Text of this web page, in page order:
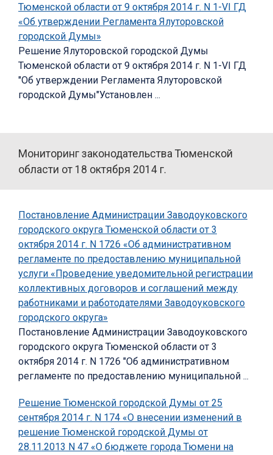
Тюменской области от 9 октября 2014 г. N 1-VI ГД
«Об утверждении Регламента Ялуторовской
городской Думы»
Решение Ялуторовской городской Думы
Тюменской области от 9 октября 2014 г. N 1-VI ГД
"Об утверждении Регламента Ялуторовской
городской Думы"Установлен ...
Мониторинг законодательства Тюменской
области от 18 октября 2014 г.
Постановление Администрации Заводоуковского
городского округа Тюменской области от 3
октября 2014 г. N 1726 «Об административном
регламенте по предоставлению муниципальной
услуги «Проведение уведомительной регистрации
коллективных договоров и соглашений между
работниками и работодателями Заводоуковского
городского округа»
Постановление Администрации Заводоуковского
городского округа Тюменской области от 3
октября 2014 г. N 1726 "Об административном
регламенте по предоставлению муниципальной ...
Решение Тюменской городской Думы от 25
сентября 2014 г. N 174 «О внесении изменений в
решение Тюменской городской Думы от
28.11.2013 N 47 «О бюджете города Тюмени на